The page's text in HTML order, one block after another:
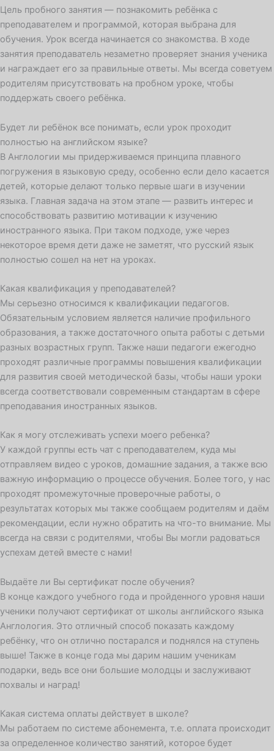
Цель пробного занятия — познакомить ребёнка с
преподавателем и программой, которая выбрана для
обучения. Урок всегда начинается со знакомства. В ходе
занятия преподаватель незаметно проверяет знания ученика
и награждает его за правильные ответы. Мы всегда советуем
родителям присутствовать на пробном уроке, чтобы
поддержать своего ребёнка.
Будет ли ребёнок все понимать, если урок проходит
полностью на английском языке?
В Англологии мы придерживаемся принципа плавного
погружения в языковую среду, особенно если дело касается
детей, которые делают только первые шаги в изучении
языка. Главная задача на этом этапе — развить интерес и
способствовать развитию мотивации к изучению
иностранного языка. При таком подходе, уже через
некоторое время дети даже не заметят, что русский язык
полностью сошел на нет на уроках.
Какая квалификация у преподавателей?
Мы серьезно относимся к квалификации педагогов.
Обязательным условием является наличие профильного
образования, а также достаточного опыта работы с детьми
разных возрастных групп. Также наши педагоги ежегодно
проходят различные программы повышения квалификации
для развития своей методической базы, чтобы наши уроки
всегда соответствовали современным стандартам в сфере
преподавания иностранных языков.
Как я могу отслеживать успехи моего ребенка?
У каждой группы есть чат с преподавателем, куда мы
отправляем видео с уроков, домашние задания, а также всю
важную информацию о процессе обучения. Более того, у нас
проходят промежуточные проверочные работы, о
результатах которых мы также сообщаем родителям и даём
рекомендации, если нужно обратить на что-то внимание. Мы
всегда на связи с родителями, чтобы Вы могли радоваться
успехам детей вместе с нами!
Выдаёте ли Вы сертификат после обучения?
В конце каждого учебного года и пройденного уровня наши
ученики получают сертификат от школы английского языка
Англология. Это отличный способ показать каждому
ребёнку, что он отлично постарался и поднялся на ступень
выше! Также в конце года мы дарим нашим ученикам
подарки, ведь все они большие молодцы и заслуживают
похвалы и наград!
Какая система оплаты действует в школе?
Мы работаем по системе абонемента, т.е. оплата происходит
за определенное количество занятий, которое будет